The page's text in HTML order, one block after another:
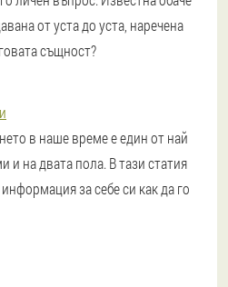
от уста до уста, наречена
същност?
в наше време е един от най
и на двата пола. В тази статия
за себе си как да го